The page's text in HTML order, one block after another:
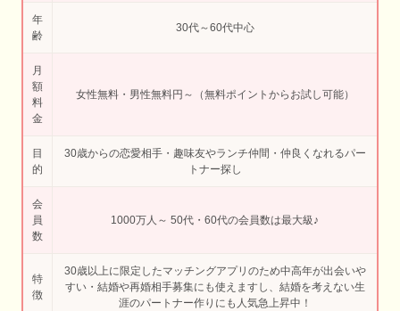
年
齢
30代～60代中心
月
額
料
金
女性無料・男性無料円～（無料ポイントからお試し可能）
目
的
30歳からの恋愛相手・趣味友やランチ仲間・仲良くなれるパー
トナー探し
会
員
数
1000万人～ 50代・60代の会員数は最大級♪
特
徴
30歳以上に限定したマッチングアプリのため中高年が出会いや
すい・結婚や再婚相手募集にも使えますし、結婚を考えない生
涯のパートナー作りにも人気急上昇中！